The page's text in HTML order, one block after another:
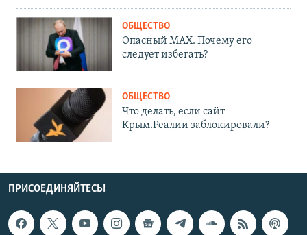
ОБЩЕСТВО
Опасный MAX. Почему его
следует избегать?
ОБЩЕСТВО
Что делать, если сайт
Крым.Реалии заблокировали?
ПРИСОЕДИНЯЙТЕСЬ!